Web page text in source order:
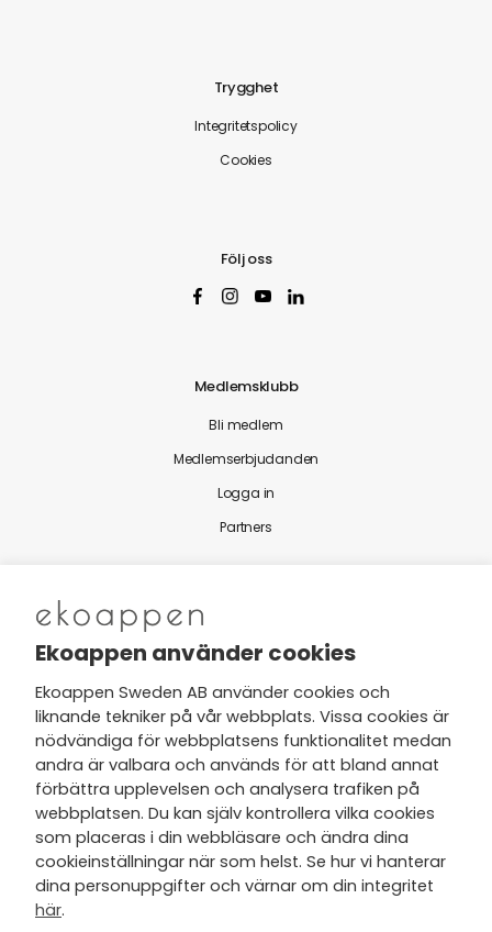
Trygghet
Integritetspolicy
Cookies
Följ oss
Medlemsklubb
Bli medlem
Medlemserbjudanden
Logga in
Partners
Nytt från Ekoappen
Jag har tagit del av Ekoappens
personuppgifts- och
integritetspolicyoch tar gärna del
av nyheter, hälsotips och exklusiva
erbjudanden via min e-post.
Ekoappen använder cookies
Ekoappen Sweden AB använder cookies och
liknande tekniker på vår webbplats. Vissa cookies är
nödvändiga för webbplatsens funktionalitet medan
andra är valbara och används för att bland annat
förbättra upplevelsen och analysera trafiken på
webbplatsen. Du kan själv kontrollera vilka cookies
som placeras i din webbläsare och ändra dina
cookieinställningar när som helst. Se hur vi hanterar
dina personuppgifter och värnar om din integritet
här.